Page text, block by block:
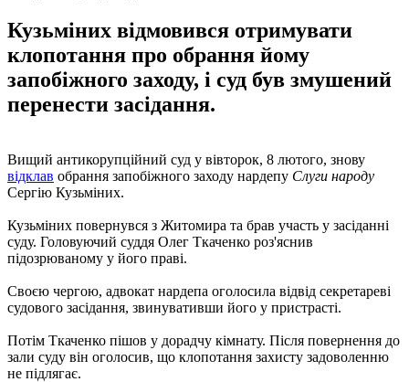
Кузьміних відмовився отримувати
клопотання про обрання йому
запобіжного заходу, і суд був змушений
перенести засідання.
Вищий антикорупційний суд у вівторок, 8 лютого, знову
відклав обрання запобіжного заходу нардепу Слуги народу
Сергію Кузьміних.
Кузьміних повернувся з Житомира та брав участь у засіданні
суду. Головуючий суддя Олег Ткаченко роз'яснив
підозрюваному у його праві.
Своєю чергою, адвокат нардепа оголосила відвід секретареві
судового засідання, звинувативши його у пристрасті.
Потім Ткаченко пішов у дорадчу кімнату. Після повернення до
зали суду він оголосив, що клопотання захисту задоволенню
не підлягає.